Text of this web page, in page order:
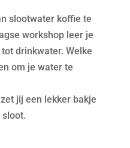
slootwater koffie te
workshop leer je
drinkwater. Welke
om je water te
jij een lekker bakje
sloot.